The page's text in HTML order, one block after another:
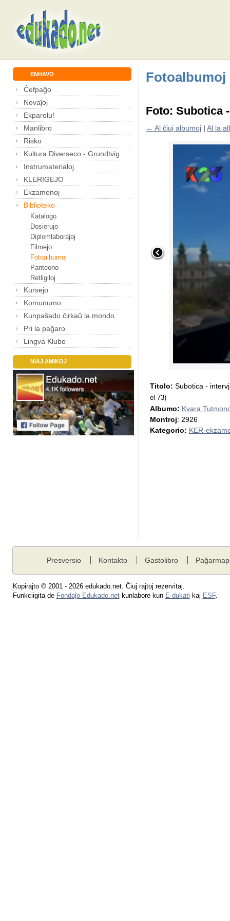
ENHAVO
Ĉefpaĝo
Novaĵoj
Ekparolu!
Manlibro
Risko
Kultura Diverseco - Grundtvig
Instrumaterialoj
KLERIGEJO
Ekzamenoj
Biblioteko
Katalogo
Dosierujo
Diplomlaboraĵoj
Filmejo
Fotoalbumoj
Panteono
Retligiloj
Kursejo
Komunumo
Kunpaŝado ĉirkaŭ la mondo
Pri la paĝaro
Lingva Klubo
NIAJ AMIKOJ
Fotoalbumoj
Foto: Subotica
← Al ĉiuj albumoj |Al la
Titolo: Subotica -
el 73)
Albumo: Kvara
Montroj: 2926
Kategorio: KER-
Presversio Kontakto Gastolibro
Kopirajto © 2001 - 2026 edukado.net. Ĉiuj rajtoj rezervitaj.
Funkciigita de Fondaĵo Edukado.netkunlabore kun E-dukati kaj ESF.